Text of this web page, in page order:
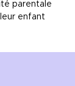
parentale
enfant